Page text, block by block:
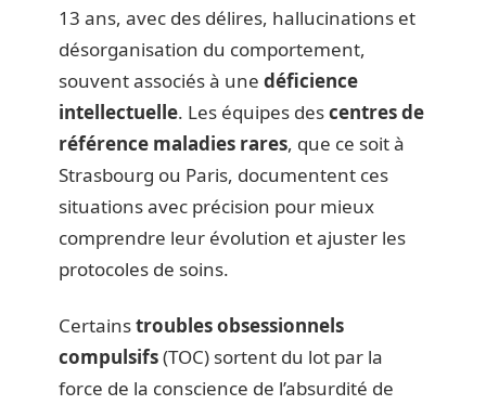
13 ans, avec des délires, hallucinations et
désorganisation du comportement,
souvent associés à une déficience
intellectuelle. Les équipes descentres de
référence maladies rares, que ce soit à
Strasbourg ou Paris, documentent ces
situations avec précision pour mieux
comprendre leur évolution et ajuster les
protocoles de soins.
Certainstroubles obsessionnels
compulsifs(TOC) sortent du lot par la
force de la conscience de l’absurdité de